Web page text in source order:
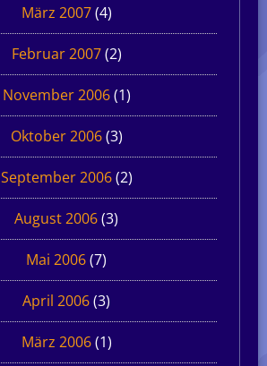
März 2007(4)
Februar 2007(2)
November 2006(1)
Oktober 2006(3)
September 2006(2)
August 2006(3)
Mai 2006(7)
April 2006(3)
März 2006(1)